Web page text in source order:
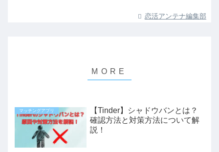
恋活アンテナ編集部
マッチングアプリ
【Tinder】シャドウバンとは？
確認方法と対策方法について解
説！